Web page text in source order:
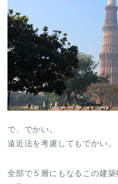
で、でかい。
遠近法を考慮してもでかい。
全部で５層にもなるこの建